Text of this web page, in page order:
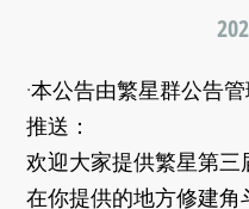
·本公告由繁星群公告
推送：
欢迎大家提供繁星第
在你提供的地方修建